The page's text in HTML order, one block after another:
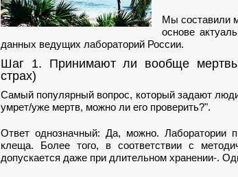
Мы составили
основе
данных ведущих лабораторий России.
Шаг 1. Принимают ли вообще
страх)
Самый популярный вопрос, который задают
умрет/уже мертв, можно ли его проверить?".
Ответ однозначный: Да, можно. Лаборатории
клеща. Более того, в соответствии с
допускается даже при длительном хранении-.